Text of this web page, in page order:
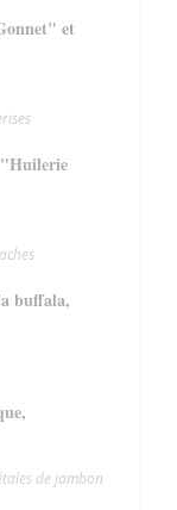
et
"Huilerie
buffala,
de jambon